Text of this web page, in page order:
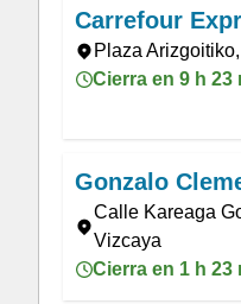
Carrefour
Plaza
Cierra en 9 h 23
Gonzalo
Calle Kareaga
Vizcaya
Cierra en 1 h 23